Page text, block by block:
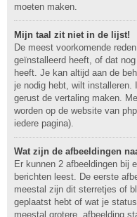
moeten maken.
Mijn taal zit niet in de lijst!
De meest voorkomende
geïnstalleerd heeft, of dat
heeft. Je kan altijd aan de
je nodig hebt, wilt
gerust de vertaling maken.
worden op de website van
iedere pagina).
Wat zijn de afbeeldingen
Er kunnen 2 afbeeldingen bij
berichten leest. De eerste
meestal zijn dit sterretjes of
geplaatst hebt of wat je
meestal grotere, afbeelding